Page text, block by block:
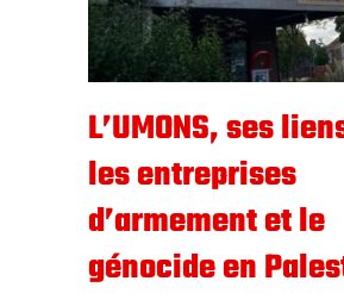
L’UMONS, ses
les entreprises
d’armement et le
génocide en